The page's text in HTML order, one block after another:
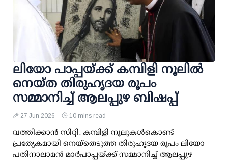
ലിയോ പാപ്പയ്ക്ക് കമ്പിളി നൂലിൽ
നെയ്‌ത തിരുഹൃദയ രൂപം
സമ്മാനിച്ച് ആലപ്പുഴ ബിഷപ്പ്
27 Jun 2026 10 mins read
വത്തിക്കാൻ സിറ്റി: കമ്പിളി നൂലുകൾകൊണ്ട്
പ്രത്യേകമായി നെയ്‌തെടുത്ത തിരുഹൃദയ രൂപം ലിയോ
പതിനാലാമൻ മാർപാപ്പയ്ക്ക് സമ്മാനിച്ച് ആലപ്പുഴ